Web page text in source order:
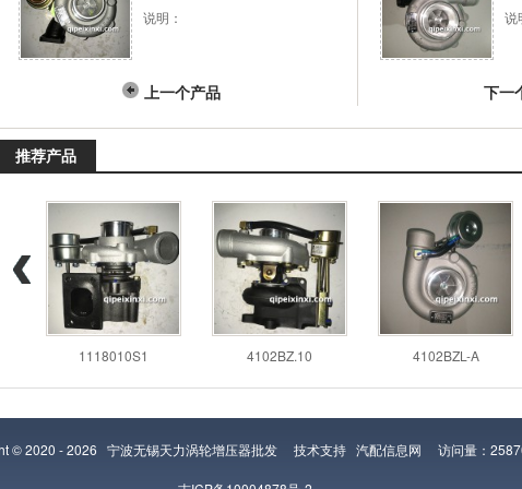
说明：
上一个产品
说
下一
推荐产品
1118010S1 4102BZ.10 4102BZL-A
© 2020 - 2026 宁波无锡天力涡轮增压器批发 技术支持 汽配信息网 访问量：